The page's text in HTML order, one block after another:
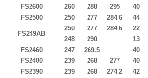
FS2600
260 288 295
40
FS2500
250 277 284.6 44
FS249AB
250 277 284.6
22
248
290
13
FS2460
247 269.5
40
FS2400
239 268 277
40
FS2390
239 268 274.2
42